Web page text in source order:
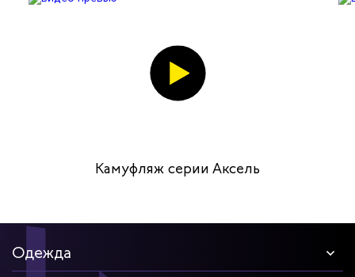
Камуфляж серии Аксель
Одежда